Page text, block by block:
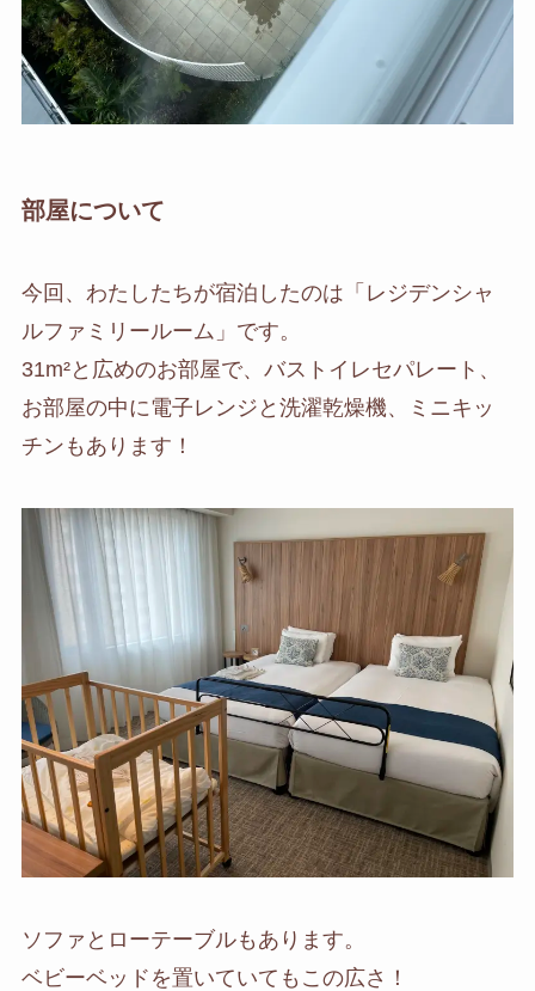
部屋について
今回、わたしたちが宿泊したのは「 レジデンシャ
ルファミリールーム 」です。
31m²と広めのお部屋で、バストイレセパレート、
お部屋の中に電子レンジと洗濯乾燥機、ミニキッ
チンもあります！
ソファとローテーブルもあります。
ベビーベッドを置いていてもこの広さ！